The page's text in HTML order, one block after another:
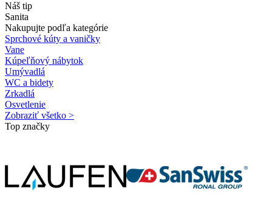
Náš tip
Sanita
Nakupujte podľa kategórie
Sprchové kúty a vaničky
Vane
Kúpeľňový nábytok
Umývadlá
WC a bidety
Zrkadlá
Osvetlenie
Zobraziť všetko >
Top značky